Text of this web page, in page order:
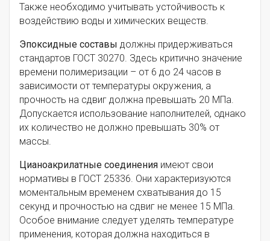
Также необходимо учитывать устойчивость к
воздействию воды и химических веществ.
Эпоксидные составы должны придерживаться
стандартов ГОСТ 30270. Здесь критично значение
времени полимеризации – от 6 до 24 часов в
зависимости от температуры окружения, а
прочность на сдвиг должна превышать 20 МПа.
Допускается использование наполнителей, однако
их количество не должно превышать 30% от
массы.
Цианоакрилатные соединения имеют свои
нормативы в ГОСТ 25336. Они характеризуются
моментальным временем схватывания до 15
секунд и прочностью на сдвиг не менее 15 МПа.
Особое внимание следует уделять температуре
применения, которая должна находиться в